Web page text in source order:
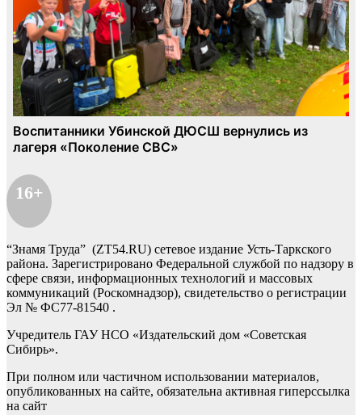
16+
“Знамя Труда” (ZT54.RU) сетевое издание Усть-Таркского
района. Зарегистрировано Федеральной службой по надзору в
сфере связи, информационных технологий и массовых
коммуникаций (Роскомнадзор), свидетельство о регистрации
Эл № ФС77-81540 .
Учредитель ГАУ НСО «Издательский дом «Советская
Сибирь».
При полном или частичном использовании материалов,
опубликованных на сайте, обязательна активная гиперссылка
на сайт